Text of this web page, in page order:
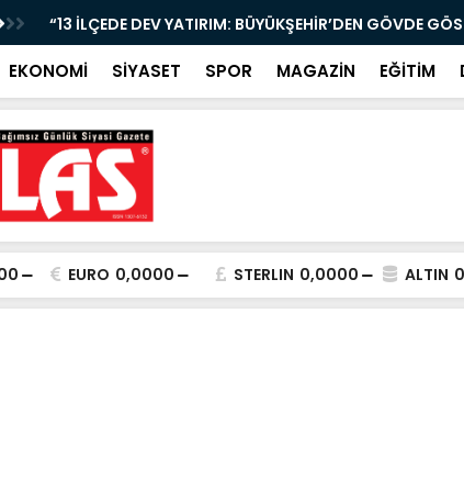
“13 İLÇEDE DEV YATIRIM: BÜYÜKŞEHİR’DEN GÖVDE
EKONOMİ SİYASET SPOR MAGAZİN EĞİTİM
EURO 0,0000 STERLIN 0,0000 ALTIN